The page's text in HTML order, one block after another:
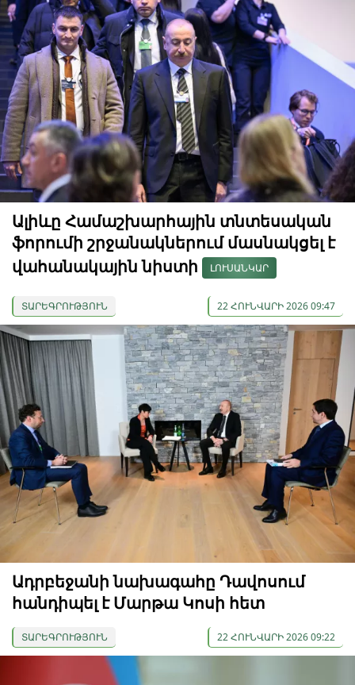
Ալիևը Համաշխարհային տնտեսական
ֆորումի շրջանակներում մասնակցել է
վահանակային նիստի
ԼՈՒՍԱՆԿԱՐ
ՏԱՐԵԳՐՈՒԹՅՈՒՆ 22 ՀՈՒՆՎԱՐԻ 2026 09:47
Ադրբեջանի նախագահը Դավոսում
հանդիպել է Մարթա Կոսի հետ
ՏԱՐԵԳՐՈՒԹՅՈՒՆ 22 ՀՈՒՆՎԱՐԻ 2026 09:22